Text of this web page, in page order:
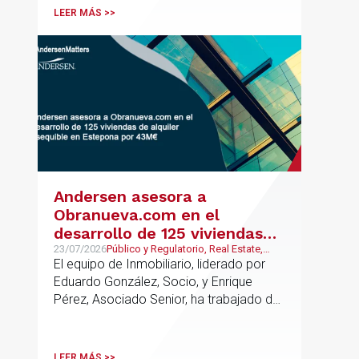
profesionales clave del sector.
LEER MÁS >>
Andersen asesora a
Obranueva.com en el
desarrollo de 125 viviendas
de alquiler asequible en
Estepona por 43M€
23/07/2026Público y Regulatorio, Real Estate,
Corporate and M&A
El equipo de Inmobiliario, liderado por
Eduardo González, Socio, y Enrique
Pérez, Asociado Senior, ha trabajado de
Cañadas, Socio y Teresa García,